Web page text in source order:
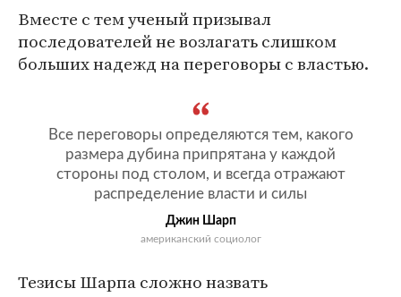
Вместе с тем ученый призывал
последователей не возлагать слишком
больших надежд на переговоры с властью.
Все переговоры определяются тем, какого
размера дубина припрятана у каждой
стороны под столом, ­и всегда отражают
распределение власти и силы
Джин Шарп
американский социолог
Тезисы Шарпа сложно назвать